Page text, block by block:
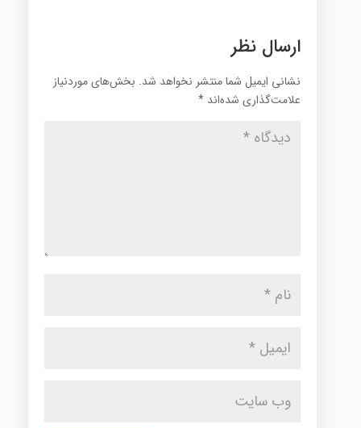
ارسال نظر
نشانی ایمیل شما منتشر نخواهد شد. بخش‌های موردنیاز
علامت‌گذاری شده‌اند *